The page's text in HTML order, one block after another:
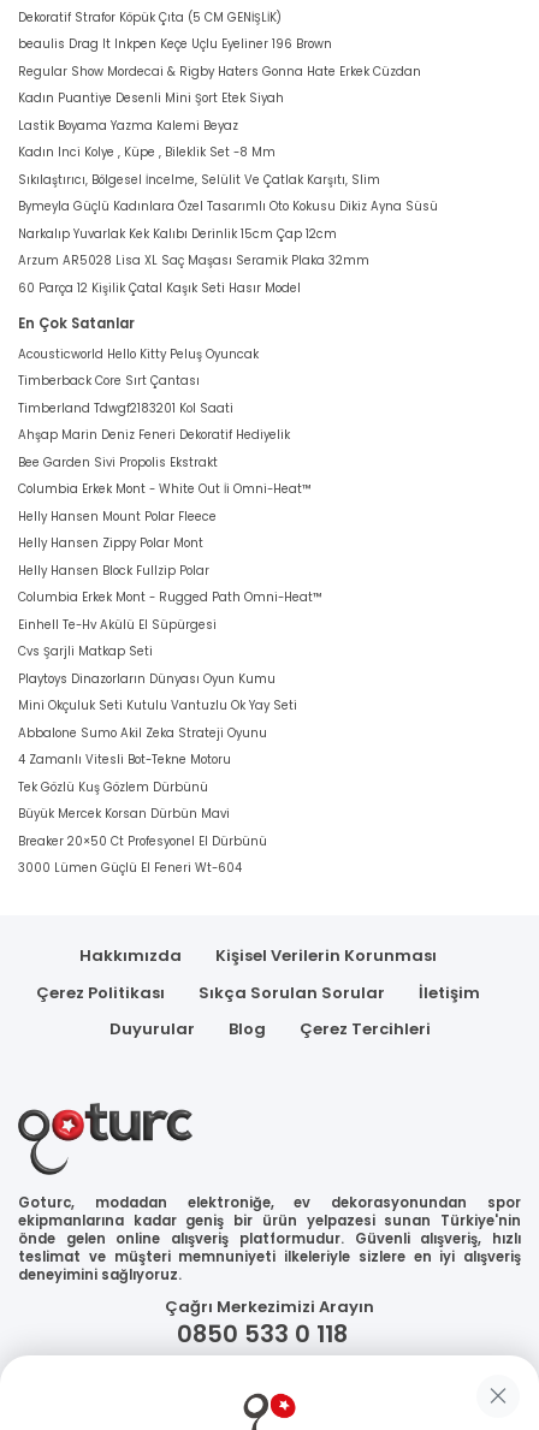
Dekoratif Strafor Köpük Çıta (5 CM GENİŞLİK)
beaulis Drag It Inkpen Keçe Uçlu Eyeliner 196 Brown
Regular Show Mordecai & Rigby Haters Gonna Hate Erkek Cüzdan
Kadın Puantiye Desenli Mini Şort Etek Siyah
Lastik Boyama Yazma Kalemi Beyaz
Kadın Inci Kolye , Küpe , Bileklik Set -8 Mm
Sıkılaştırıcı, Bölgesel İncelme, Selülit Ve Çatlak Karşıtı, Slim
Bymeyla Güçlü Kadınlara Özel Tasarımlı Oto Kokusu Dikiz Ayna Süsü
Narkalıp Yuvarlak Kek Kalıbı Derinlik 15cm Çap 12cm
Arzum AR5028 Lisa XL Saç Maşası Seramik Plaka 32mm
60 Parça 12 Kişilik Çatal Kaşık Seti Hasır Model
En Çok Satanlar
Acousticworld Hello Kitty Peluş Oyuncak
Timberback Core Sırt Çantası
Timberland Tdwgf2183201 Kol Saati
Ahşap Marin Deniz Feneri Dekoratif Hediyelik
Bee Garden Sivi Propolis Ekstrakt
Columbia Erkek Mont - White Out İi Omni-Heat™
Helly Hansen Mount Polar Fleece
Helly Hansen Zippy Polar Mont
Helly Hansen Block Fullzip Polar
Columbia Erkek Mont - Rugged Path Omni-Heat™
Einhell Te-Hv Akülü El Süpürgesi
Cvs Şarjli Matkap Seti
Playtoys Dinazorların Dünyası Oyun Kumu
Mini Okçuluk Seti Kutulu Vantuzlu Ok Yay Seti
Abbalone Sumo Akil Zeka Strateji Oyunu
4 Zamanlı Vitesli Bot-Tekne Motoru
Tek Gözlü Kuş Gözlem Dürbünü
Büyük Mercek Korsan Dürbün Mavi
Breaker 20×50 Ct Profesyonel El Dürbünü
3000 Lümen Güçlü El Feneri Wt-604
Hakkımızda
Kişisel Verilerin Korunması
Çerez Politikası
Sıkça Sorulan Sorular
İletişim
Duyurular
Blog Çerez Tercihleri
Goturc, modadan elektroniğe, ev dekorasyonundan spor
ekipmanlarına kadar geniş bir ürün yelpazesi sunan Türkiye'nin
önde gelen online alışveriş platformudur. Güvenli alışveriş, hızlı
teslimat ve müşteri memnuniyeti ilkeleriyle sizlere en iyi alışveriş
deneyimini sağlıyoruz.
Çağrı Merkezimizi Arayın
0850 533 0 118